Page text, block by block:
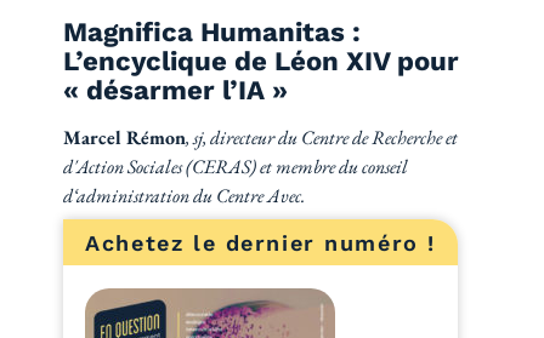
Magnifica Humanitas :
L’encyclique de Léon XIV pour
« désarmer l’IA »
Marcel Rémon, sj, directeur du Centre de Recherche et
d'Action Sociales (CERAS) et membre du conseil
d‘administration du Centre Avec.
Achetez le dernier numéro !